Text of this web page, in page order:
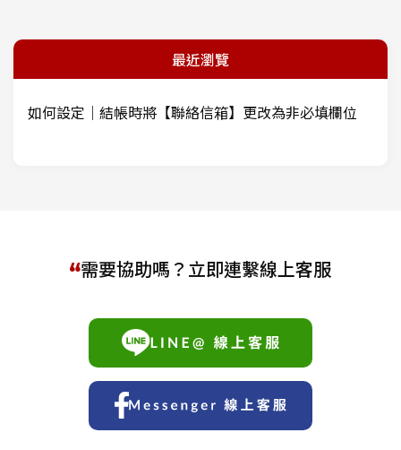
最近瀏覽
如何設定｜結帳時將【聯絡信箱】更改為非必填欄位
需要協助嗎？立即連繫線上客服